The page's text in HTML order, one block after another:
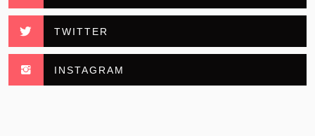
TWITTER
INSTAGRAM